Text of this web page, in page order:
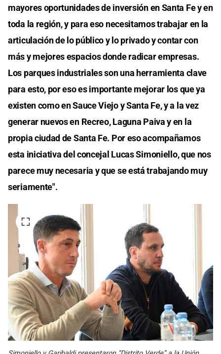
mayores oportunidades de inversión en Santa Fe y en
toda la región, y para eso necesitamos trabajar en la
articulación de lo público y lo privado y contar con
más y mejores espacios donde radicar empresas.
Los parques industriales son una herramienta clave
para esto, por eso es importante mejorar los que ya
existen como en Sauce Viejo y Santa Fe, y a la vez
generar nuevos en Recreo, Laguna Paiva y en la
propia ciudad de Santa Fe. Por eso acompañamos
esta iniciativa del concejal Lucas Simoniello, que nos
parece muy necesaria y que se está trabajando muy
seriamente".